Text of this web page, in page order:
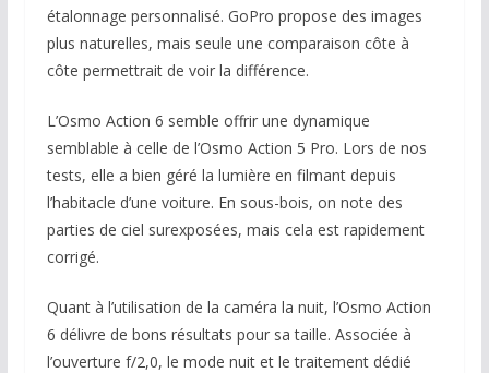
étalonnage personnalisé. GoPro propose des images
plus naturelles, mais seule une comparaison côte à
côte permettrait de voir la différence.
L’Osmo Action 6 semble offrir une dynamique
semblable à celle de l’Osmo Action 5 Pro. Lors de nos
tests, elle a bien géré la lumière en filmant depuis
l’habitacle d’une voiture. En sous-bois, on note des
parties de ciel surexposées, mais cela est rapidement
corrigé.
Quant à l’utilisation de la caméra la nuit, l’Osmo Action
6 délivre de bons résultats pour sa taille. Associée à
l’ouverture f/2,0, le mode nuit et le traitement dédié